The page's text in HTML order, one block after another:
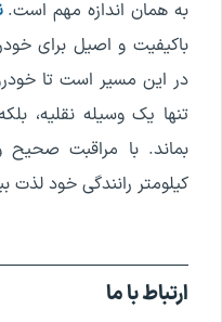
به همان اندازه مهم است.
باکیفیت و اصیل برای
در این مسیر است تا
تنها یک وسیله نقلیه،
بماند. با مراقبت صحیح
کیلومتر رانندگی خود لذت
ارتباط با ما